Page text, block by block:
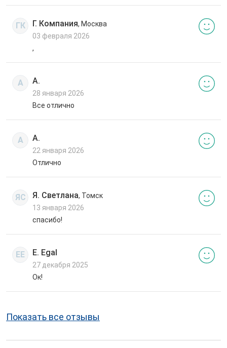
ГК Г. Компания, Москва
03 февраля 2026
,
А А.
28 января 2026
Все отлично
А А.
22 января 2026
Отлично
ЯС Я. Светлана, Томск
13 января 2026
спасибо!
EE E. Egal
27 декабря 2025
Ок!
Показать все отзывы